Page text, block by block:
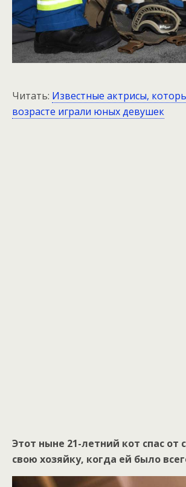
Читать: Известные актрисы,
возрасте играли юных девушек
Этот ныне 21-летний кот спас от
свою хозяйку, когда ей было